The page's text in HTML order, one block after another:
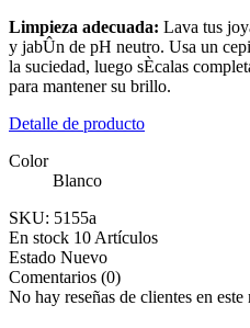
Limpieza adecuada: Lava tus
y jabÛn de pH neutro. Usa un
la suciedad, luego sÈcalas
para mantener su brillo.
Detalle de producto
Color
Blanco
SKU: 5155a
En stock 10 Artículos
Estado Nuevo
Comentarios (0)
No hay reseñas de clientes en este